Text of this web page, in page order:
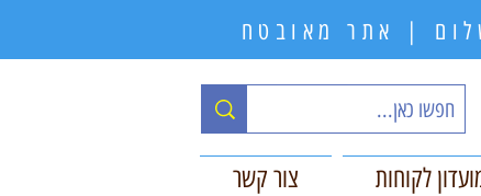
| אתר מאובטח
לקוחות צור קשר